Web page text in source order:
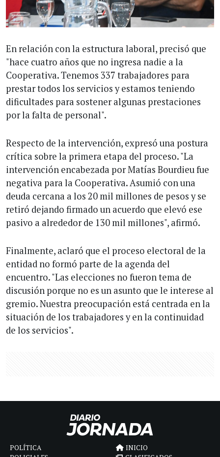
En relación con la estructura laboral, precisó que
"hace cuatro años que no ingresa nadie a la
Cooperativa. Tenemos 337 trabajadores para
prestar todos los servicios y estamos teniendo
dificultades para sostener algunas prestaciones
por la falta de personal".
Respecto de la intervención, expresó una postura
crítica sobre la primera etapa del proceso. "La
intervención encabezada por Matías Bourdieu fue
negativa para la Cooperativa. Asumió con una
deuda cercana a los 20 mil millones de pesos y se
retiró dejando firmado un acuerdo que elevó ese
pasivo a alrededor de 130 mil millones", afirmó.
Finalmente, aclaró que el proceso electoral de la
entidad no formó parte de la agenda del
encuentro. "Las elecciones no fueron tema de
discusión porque no es un asunto que le interese al
gremio. Nuestra preocupación está centrada en la
situación de los trabajadores y en la continuidad
de los servicios".
POLÍTICA
INICIO